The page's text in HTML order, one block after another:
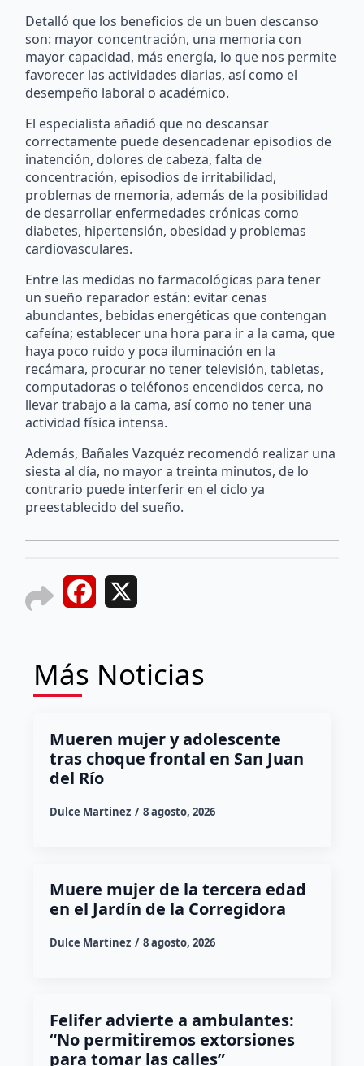
Detalló que los beneficios de un buen descanso
son: mayor concentración, una memoria con
mayor capacidad, más energía, lo que nos permite
favorecer las actividades diarias, así como el
desempeño laboral o académico.
El especialista añadió que no descansar
correctamente puede desencadenar episodios de
inatención, dolores de cabeza, falta de
concentración, episodios de irritabilidad,
problemas de memoria, además de la posibilidad
de desarrollar enfermedades crónicas como
diabetes, hipertensión, obesidad y problemas
cardiovasculares.
Entre las medidas no farmacológicas para tener
un sueño reparador están: evitar cenas
abundantes, bebidas energéticas que contengan
cafeína; establecer una hora para ir a la cama, que
haya poco ruido y poca iluminación en la
recámara, procurar no tener televisión, tabletas,
computadoras o teléfonos encendidos cerca, no
llevar trabajo a la cama, así como no tener una
actividad física intensa.
Además, Bañales Vazquéz recomendó realizar una
siesta al día, no mayor a treinta minutos, de lo
contrario puede interferir en el ciclo ya
preestablecido del sueño.
Facebook
Más Noticias
Mueren mujer y adolescente
tras choque frontal en San Juan
del Río
Dulce Martinez 8 agosto, 2026
Muere mujer de la tercera edad
en el Jardín de la Corregidora
Dulce Martinez 8 agosto, 2026
Felifer advierte a ambulantes:
“No permitiremos extorsiones
para tomar las calles”